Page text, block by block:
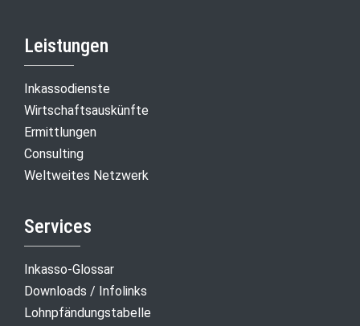
Leistungen
Inkassodienste
Wirtschaftsauskünfte
Ermittlungen
Consulting
Weltweites Netzwerk
Services
Inkasso-Glossar
Downloads / Infolinks
Lohnpfändungstabelle